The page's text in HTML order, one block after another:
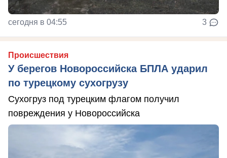
сегодня в 04:55 3
Происшествия
У берегов Новороссийска БПЛА ударил
по турецкому сухогрузу
Сухогруз под турецким флагом получил
повреждения у Новороссийска